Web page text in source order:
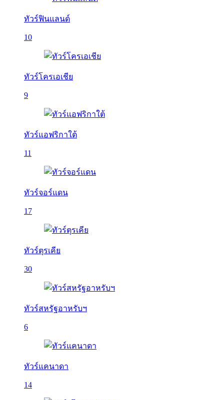
ทัวร์ฟินแลนด์
10
ทัวร์โครเอเชีย
9
ทัวร์แอฟริกาใต้
11
ทัวร์จอร์แดน
17
ทัวร์ตุรเคีย
30
ทัวร์สหรัฐอาหรับฯ
6
ทัวร์แคนาดา
14